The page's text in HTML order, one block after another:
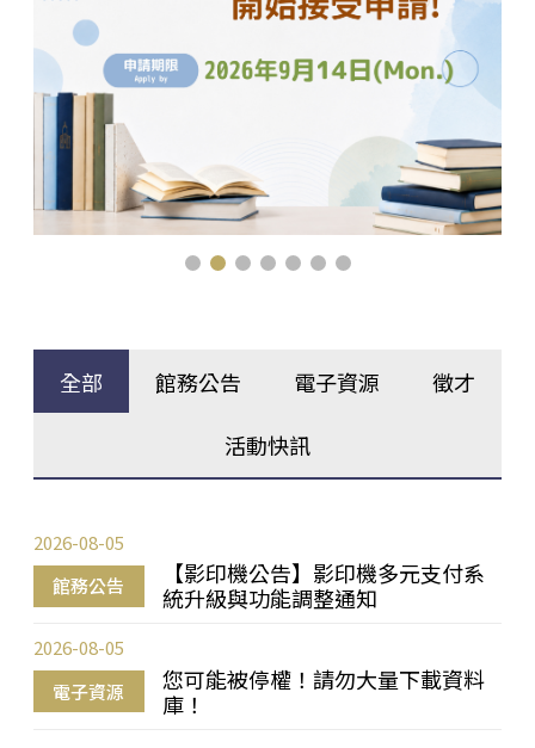
全部 館務公告 電子資源 徵才
活動快訊
館務公告
【影印機公告】影印機多元支付系
統升級與功能調整通知
2026-08-05
電子資源
您可能被停權！請勿大量下載資料
庫！
2026-08-05